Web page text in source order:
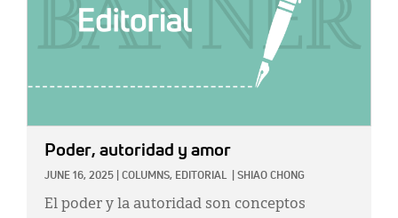
Poder, autoridad y amor
JUNE 16, 2025 COLUMNS, EDITORIAL SHIAO CHONG
El poder y la autoridad son conceptos